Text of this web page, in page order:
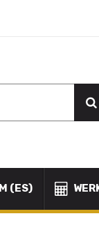
(ES)